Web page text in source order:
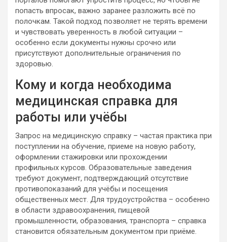
попасть впросак, важно заранее разложить всё по
полочкам. Такой подход позволяет не терять времени
и чувствовать уверенность в любой ситуации –
особенно если документы нужны срочно или
присутствуют дополнительные ограничения по
здоровью.
Кому и когда необходима
медицинская справка для
работы или учёбы
Запрос на медицинскую справку – частая практика при
поступлении на обучение, приеме на новую работу,
оформлении стажировки или прохождении
профильных курсов. Образовательные заведения
требуют документ, подтверждающий отсутствие
противопоказаний для учёбы и посещения
общественных мест. Для трудоустройства – особенно
в области здравоохранения, пищевой
промышленности, образования, транспорта – справка
становится обязательным документом при приёме.